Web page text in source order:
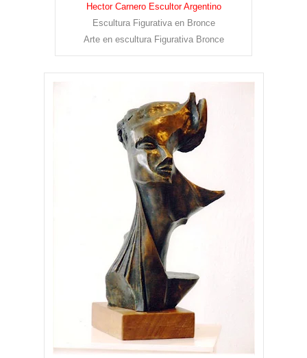
Hector Carnero Escultor Argentino
Escultura Figurativa en Bronce
Arte en escultura Figurativa Bronce